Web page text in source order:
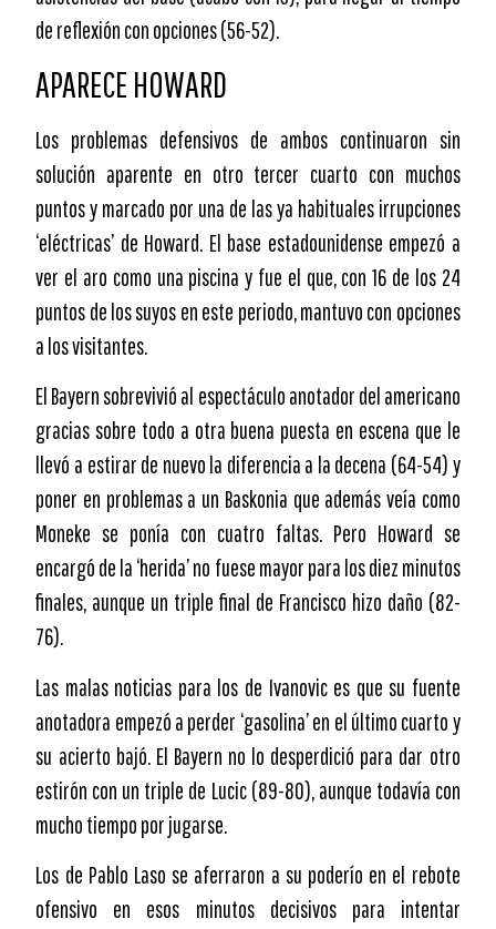
de reflexión con opciones (56-52).
APARECE HOWARD
Los problemas defensivos de ambos continuaron sin
solución aparente en otro tercer cuarto con muchos
puntos y marcado por una de las ya habituales irrupciones
‘eléctricas’ de Howard. El base estadounidense empezó a
ver el aro como una piscina y fue el que, con 16 de los 24
puntos de los suyos en este periodo, mantuvo con opciones
a los visitantes.
El Bayern sobrevivió al espectáculo anotador del americano
gracias sobre todo a otra buena puesta en escena que le
llevó a estirar de nuevo la diferencia a la decena (64-54) y
poner en problemas a un Baskonia que además veía como
Moneke se ponía con cuatro faltas. Pero Howard se
encargó de la ‘herida’ no fuese mayor para los diez minutos
finales, aunque un triple final de Francisco hizo daño (82-
76).
Las malas noticias para los de Ivanovic es que su fuente
anotadora empezó a perder ‘gasolina’ en el último cuarto y
su acierto bajó. El Bayern no lo desperdició para dar otro
estirón con un triple de Lucic (89-80), aunque todavía con
mucho tiempo por jugarse.
Los de Pablo Laso se aferraron a su poderío en el rebote
ofensivo en esos minutos decisivos para intentar